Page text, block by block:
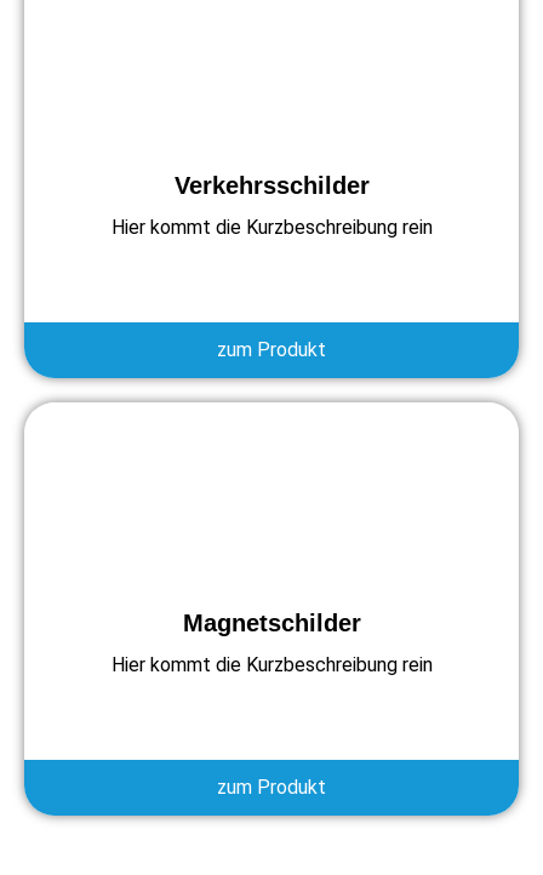
Verkehrsschilder
Hier kommt die Kurzbeschreibung rein
zum Produkt
Magnetschilder
Hier kommt die Kurzbeschreibung rein
zum Produkt